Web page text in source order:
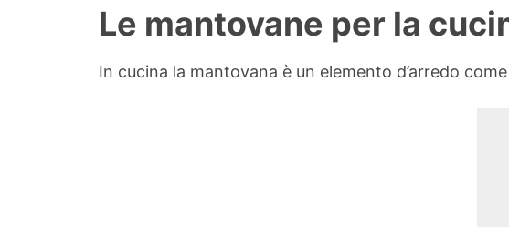
Le mantovane per la
In cucina la mantovana è un elemento d’arredo